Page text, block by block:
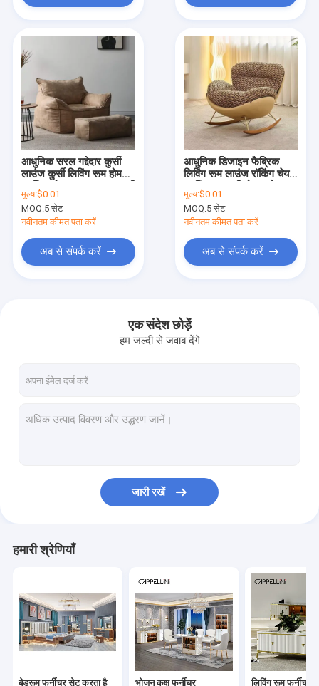
फैक्टरी यात्रा
गुणवत्ता नियंत्रण
बेडरूम फर्नीचर सेट करता है
भोजन कक्ष फर्नीचर
आधुनिक सरल गद्देदार कुर्सी
लाउंज कुर्सी लिविंग रूम होम
कपड़े एकल सोफा कुर्सियां
मूल्य:$0.01
MOQ:5 सेट
नवीनतम कीमत पता करें
अब से संपर्क करें
आधुनिक डिजाइन फैब्रिक
लिविंग रूम लाउंज रॉकिंग चेयर
लीज़र सिंगल सोफा चेयर
मूल्य:$0.01
MOQ:5 सेट
नवीनतम कीमत पता करें
अब से संपर्क करें
एक संदेश छोड़ें
हम जल्दी से जवाब देंगे
जारी रखें
हमारी श्रेणियाँ
बेडरूम फर्नीचर सेट करता है भोजन कक्ष फर्नीचर लिविंग रूम फर्नीचर